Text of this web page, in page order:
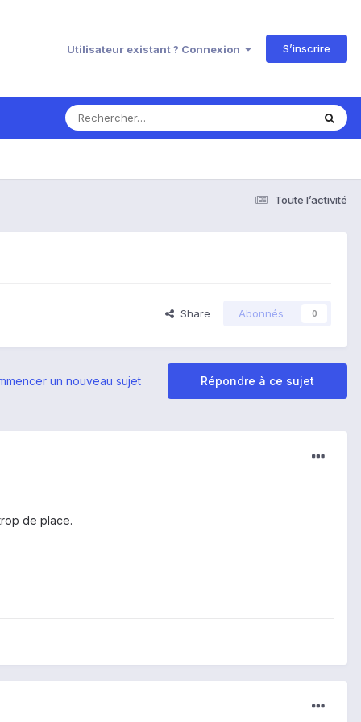
Utilisateur existant ? Connexion S’inscrire
Toute l’activité
Share Abonnés 0
Répondre à ce sujet
un nouveau sujet
de place.